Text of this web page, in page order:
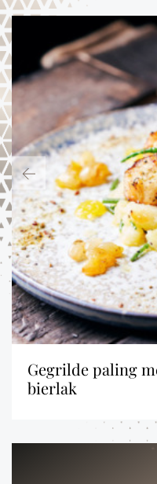
gegrilde paling met geglaceerde ui en
bierlak